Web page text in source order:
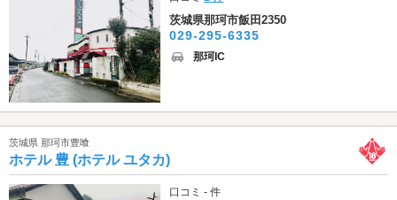
茨城県那珂市飯田2350
029-295-6335
那珂IC
茨城県 那珂市豊喰
ホテル 豊 (ホテル ユタカ)
口コミ - 件